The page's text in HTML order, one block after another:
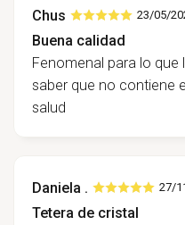
Chus 23/05/
Buena calidad
Fenomenal para lo que
saber que no contiene
salud
Daniela . 27/
Tetera de cristal